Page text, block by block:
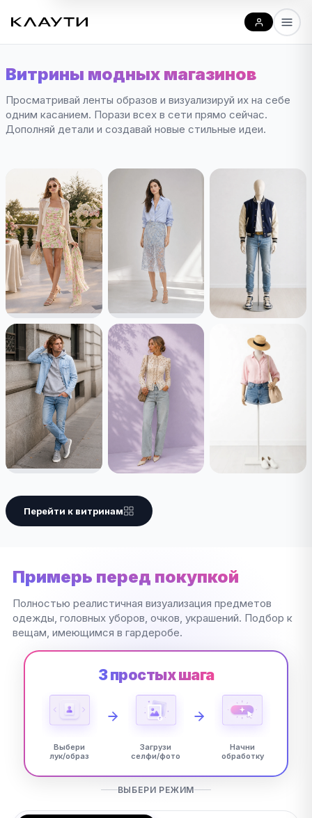
Витрины модных магазинов
Просматривай ленты образов и визуализируй их на себе
одним касанием. Порази всех в сети прямо сейчас.
Дополняй детали и создавай новые стильные идеи.
Перейти к витринам
Примерь перед покупкой
Полностью реалистичная визуализация предметов
одежды, головных уборов, очков, украшений. Подбор к
вещам, имеющимся в гардеробе.
3 простых шага
Выбери
лук/образ
Загрузи
селфи/фото
Начни
обработку
ВЫБЕРИ РЕЖИМ